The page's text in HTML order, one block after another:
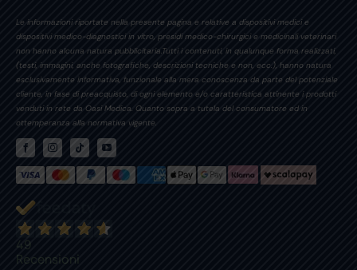
Le informazioni riportate nella presente pagina e relative a dispositivi medici e
dispositivi medico-diagnostici in vitro, presidi medico-chirurgici e medicinali veterinari
non hanno alcuna natura pubblicitaria.Tutti i contenuti, in qualunque forma realizzati,
(testi, immagini, anche fotografiche, descrizioni tecniche e non, ecc.), hanno natura
esclusivamente informativa, funzionale alla mera conoscenza da parte del potenziale
cliente, in fase di preacquisto, di ogni elemento e/o caratteristica attinente i prodotti
venduti in rete da Oasi Medica. Quanto sopra a tutela del consumatore ed in
ottemperanza alla normativa vigente.
49
Recensioni